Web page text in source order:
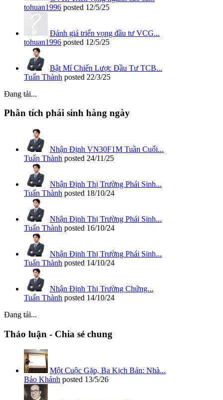
tohuan1996 posted 12/5/25
Đánh giá triển vọng đầu tư VCG...
tohuan1996 posted 12/5/25
Bật Mí Chiến Lược Đầu Tư TCB...
Tuấn Thành posted 22/3/25
Đang tải...
Phân tích phái sinh hàng ngày
Nhận Định VN30F1M Tuần Cuối...
Tuấn Thành posted 24/11/25
Nhận Định Thị Trường Phái Sinh...
Tuấn Thành posted 18/10/24
Nhận Định Thị Trường Phái Sinh...
Tuấn Thành posted 16/10/24
Nhận Định Thị Trường Phái Sinh...
Tuấn Thành posted 14/10/24
Nhận Định Thị Trường Chứng...
Tuấn Thành posted 14/10/24
Đang tải...
Thảo luận - Chia sẻ chung
Một Cuộc Gặp, Ba Kịch Bản: Nhà...
Bảo Khánh posted 13/5/26